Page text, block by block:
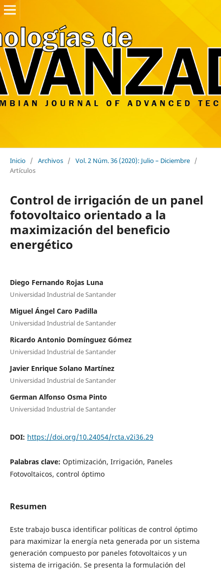
Inicio / Archivos / Vol. 2 Núm. 36 (2020): Julio – Diciembre /
Artículos
Control de irrigación de un panel
fotovoltaico orientado a la
maximización del beneficio
energético
Diego Fernando Rojas Luna
Universidad Industrial de Santander
Miguel Ángel Caro Padilla
Universidad Industrial de Santander
Ricardo Antonio Domínguez Gómez
Universidad Industrial de Santander
Javier Enrique Solano Martínez
Universidad Industrial de Santander
German Alfonso Osma Pinto
Universidad Industrial de Santander
DOI: https://doi.org/10.24054/rcta.v2i36.29
Palabras clave: Optimización, Irrigación, Paneles
Fotovoltaicos, control óptimo
Resumen
Este trabajo busca identificar políticas de control óptimo
para maximizar la energía neta generada por un sistema
generación compuesto por paneles fotovoltaicos y un
sistema de irrigación. Se presenta la formulación del